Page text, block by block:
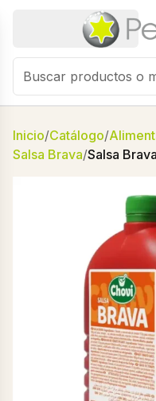
Inicio/Catálogo/
Salsa Brava/Salsa